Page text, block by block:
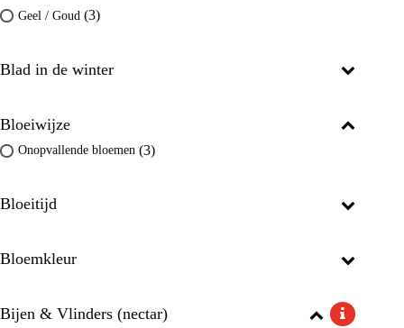
Geel / Goud (3)
Blad in de winter
Bloeiwijze
Onopvallende bloemen (3)
Bloeitijd
Bloemkleur
Bijen & Vlinders (nectar)